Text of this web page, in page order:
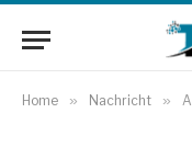
Home » Nachricht »